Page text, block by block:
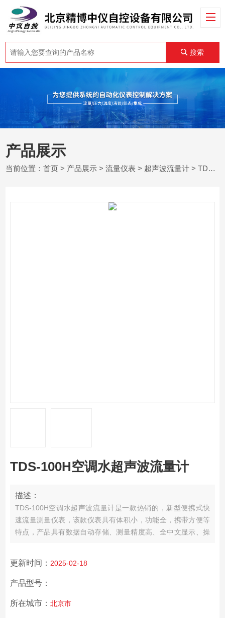
搜索
产品展示
当前位置：首页 > 产品展示 >流量仪表 > 超声波流量计 > TDS-100H空调水超声波流量计
TDS-100H空调水超声波流量计
描述：
TDS-100H空调水超声波流量计是一款热销的，新型便携式快
速流量测量仪表，该款仪表具有体积小，功能全，携带方便等
特点，产品具有数据自动存储、测量精度高、全中文显示、操
国内外客房广泛好评。
更新时间： 2025-02-18
产品型号：
所在城市： 北京市